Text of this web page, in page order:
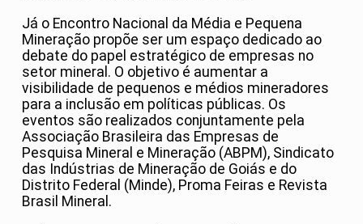
Já o Encontro Nacional da Média e Pequena
Mineração propõe ser um espaço dedicado ao
debate do papel estratégico de empresas no
setor mineral. O objetivo é aumentar a
visibilidade de pequenos e médios mineradores
para a inclusão em políticas públicas. Os
eventos são realizados conjuntamente pela
Associação Brasileira das Empresas de
Pesquisa Mineral e Mineração (ABPM), Sindicato
das Indústrias de Mineração de Goiás e do
Distrito Federal (Minde), Proma Feiras e Revista
Brasil Mineral.